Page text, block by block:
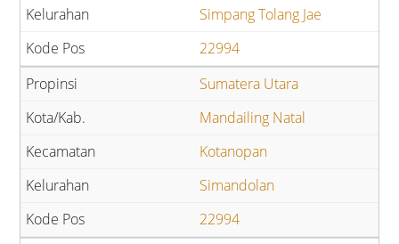
Simpang Tolang Jae
22994
Sumatera Utara
Mandailing Natal
Kotanopan
Simandolan
22994